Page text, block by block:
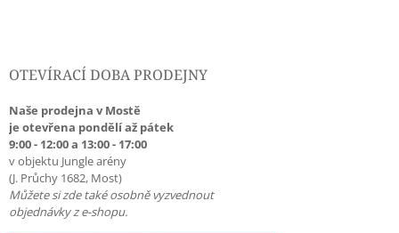
OTEVÍRACÍ DOBA PRODEJNY
Naše prodejna v Mostě
je otevřena pondělí až pátek
9:00 - 12:00 a 13:00 - 17:00
v objektu Jungle arény
(J. Průchy 1682, Most)
Můžete si zde také osobně vyzvednout
objednávky z e-shopu.